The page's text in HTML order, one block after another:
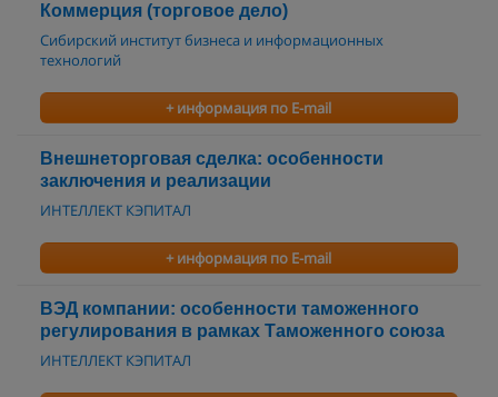
Коммерция (торговое дело)
Сибирский институт бизнеса и информационных
технологий
+ информация по E-mail
Внешнеторговая сделка: особенности
заключения и реализации
ИНТЕЛЛЕКТ КЭПИТАЛ
+ информация по E-mail
ВЭД компании: особенности таможенного
регулирования в рамках Таможенного союза
ИНТЕЛЛЕКТ КЭПИТАЛ